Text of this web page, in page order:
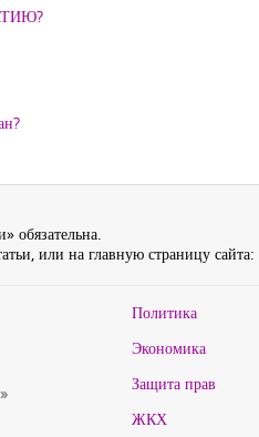
обязательна.
или на главную страницу сайта:
Политика
Экономика
Защита прав
ЖКХ